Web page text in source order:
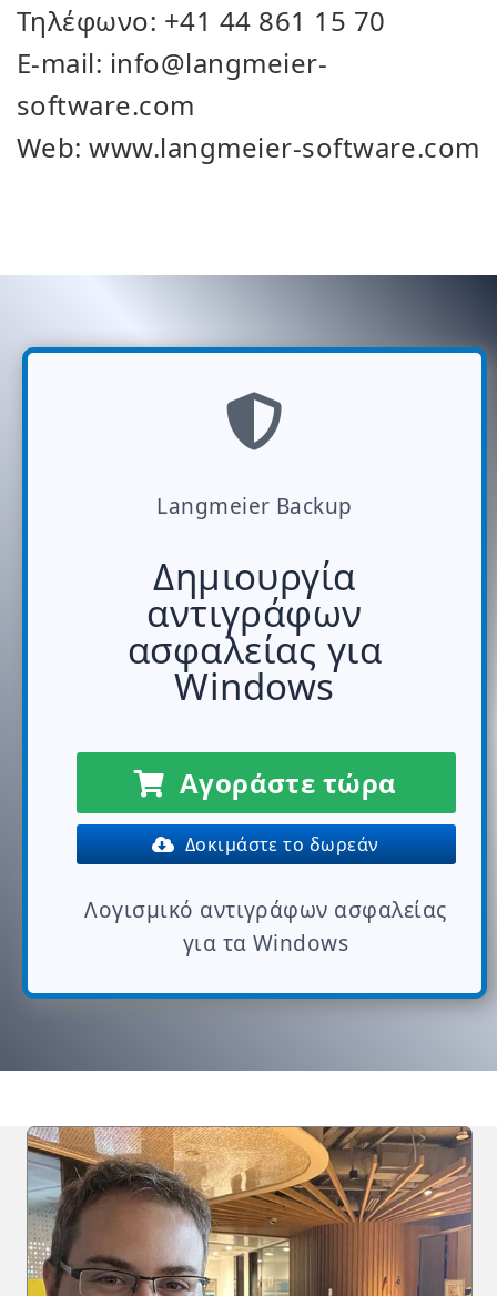
Τηλέφωνο: +41 44 861 15 70
E-mail: info@langmeier-
software.com
Web: www.langmeier-software.com
Langmeier Backup
Δημιουργία
αντιγράφων
ασφαλείας για
Windows
Αγοράστε τώρα
Δοκιμάστε το δωρεάν
Λογισμικό αντιγράφων ασφαλείας
για τα Windows